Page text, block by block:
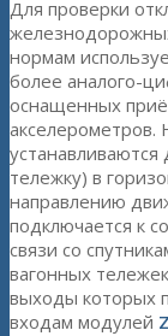
Для проверки
нормам
более аналого-
оснащенных
устанавливаются
тележку) в
направлению
подключается к
связи со
вагонных
выходы которых
входам модулей